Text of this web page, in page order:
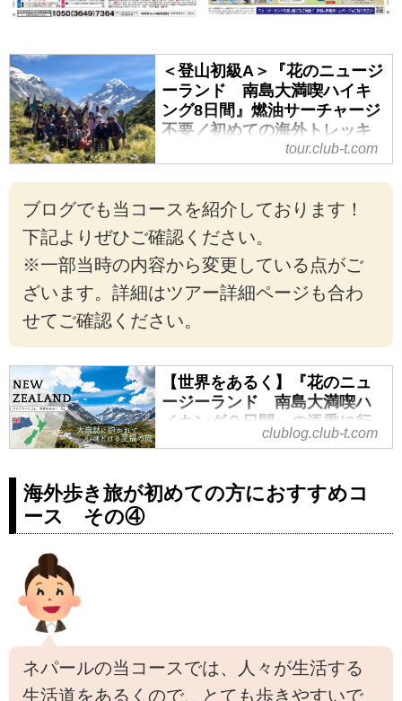
＜登山初級A＞『花のニュージ
ーランド 南島大満喫ハイキ
ング8日間』燃油サーチャージ
不要／初めての海外トレッキ
ングにおすすめ/｜クラブツー
リズム
＜登山初級A＞『花のニュージー
ランド 南島大満喫ハイキング8日
間』燃油サーチャージ不要／初め
ての海外トレッキングにおすすめ/
の紹介をしています。ツアー・旅
行のお申込ならクラブツーリズ
ム。
tour.club-t.com
ブログでも当コースを紹介しております！
下記よりぜひご確認ください。
※一部当時の内容から変更している点がご
ざいます。詳細はツアー詳細ページも合わ
せてご確認ください。
【世界をあるく】『花のニュ
ージーランド 南島大満喫ハ
イキング９日間』の添乗に行
ってきました！ - クラブログ
ツーリズム
登山ツアー│世界をあるく│クラブ
山小屋泊まりの本格的トレッキン
グまで多数のプランをご用意して
clublog.club-t.com
海外歩き旅が初めての方におすすめコ
ース その④
ネパールの当コースでは、人々が生活する
生活道をあるくので、とても歩きやすいで